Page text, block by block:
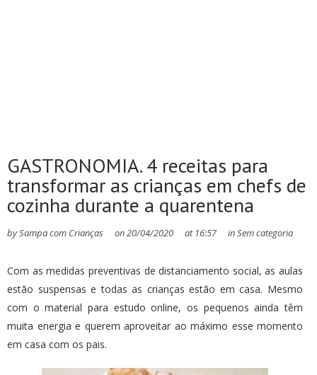
GASTRONOMIA. 4 receitas para
transformar as crianças em chefs de
cozinha durante a quarentena
bySampa com Crianças on20/04/2020 at 16:57 inSem categoria
Com as medidas preventivas de distanciamento social, as aulas
estão suspensas e todas as crianças estão em casa. Mesmo
com o material para estudo online, os pequenos ainda têm
muita energia e querem aproveitar ao máximo esse momento
em casa com os pais.